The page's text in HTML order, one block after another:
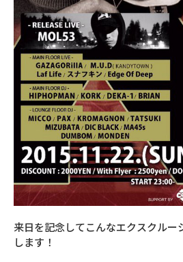
来日を記念してこんなエクスクルー
します！